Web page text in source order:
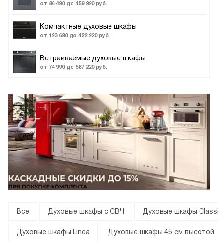
от 86 490 до 459 990 руб.
Компактные духовые шкафы
от 193 690 до 422 920 руб.
Встраиваемые духовые шкафы
от 74 990 до 587 220 руб.
Все Духовые шкафы с СВЧ Духовые шкафы
Духовые шкафы Linea Духовые шкафы 45 см высотой